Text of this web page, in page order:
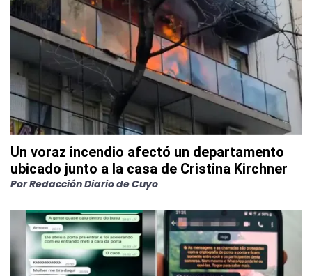
Un voraz incendio afectó un departamento
ubicado junto a la casa de Cristina Kirchner
PorRedacción Diario de Cuyo